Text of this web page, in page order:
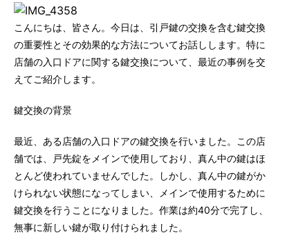
こんにちは、皆さん。今日は、引戸鍵の交換を含む鍵交換
の重要性とその効果的な方法についてお話しします。特に
店舗の入口ドアに関する鍵交換について、最近の事例を交
えてご紹介します。
鍵交換の背景
最近、ある店舗の入口ドアの鍵交換を行いました。この店
舗では、戸先錠をメインで使用しており、真ん中の鍵はほ
とんど使われていませんでした。しかし、真ん中の鍵がか
けられない状態になってしまい、メインで使用するために
鍵交換を行うことになりました。作業は約40分で完了し、
無事に新しい鍵が取り付けられました。